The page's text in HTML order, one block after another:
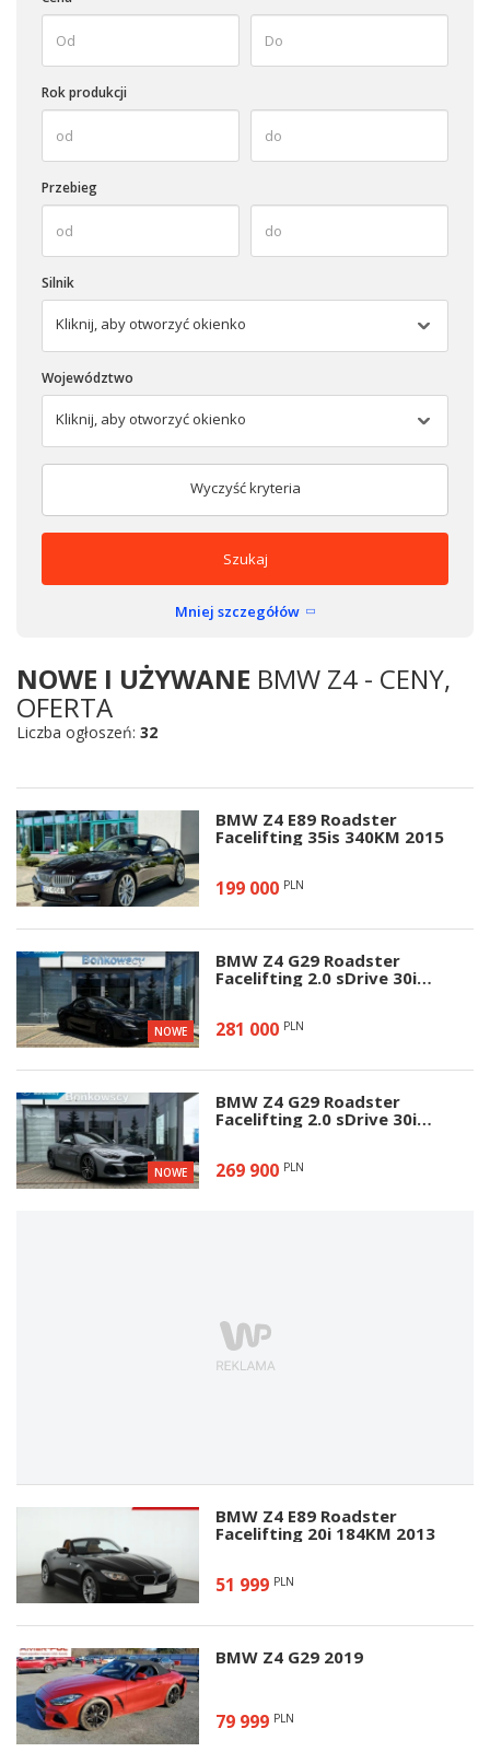
Rok produkcji
Przebieg
Silnik
Kliknij, aby otworzyć okienko
Województwo
Kliknij, aby otworzyć okienko
Wyczyść kryteria
Mniej szczegółów
Szukaj
NOWE I UŻYWANE BMW Z4 - CENY,
OFERTA
Liczba ogłoszeń: 32
BMW Z4 E89 Roadster
Facelifting 35is 340KM 2015
199 000 PLN
NOWE
BMW Z4 G29 Roadster
Facelifting 2.0 sDrive 30i
281 000 PLN
NOWE
BMW Z4 G29 Roadster
Facelifting 2.0 sDrive 30i
269 900 PLN
BMW Z4 E89 Roadster
Facelifting 20i 184KM 2013
51 999 PLN
BMW Z4 G29 2019
79 999 PLN